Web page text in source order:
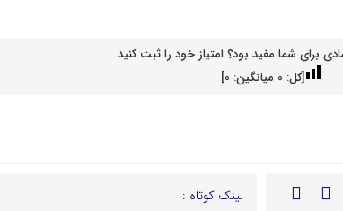
برای شما مفید بود؟ امتیاز خود را ثبت کنید.
[کل: 0 میانگین: 0
]
لینک کوتاه :